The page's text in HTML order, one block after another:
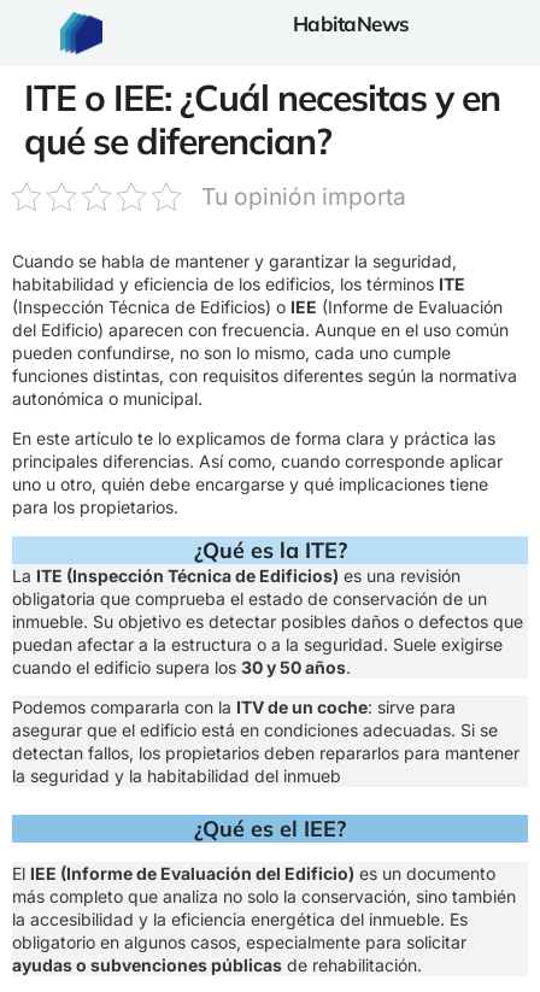
HabitaNews
ITE o IEE: ¿Cuál necesitas y en
qué se diferencian?
Tu opinión importa
Cuando se habla de mantener y garantizar la seguridad,
habitabilidad y eficiencia de los edificios, los términos ITE
(Inspección Técnica de Edificios) o IEE (Informe de Evaluación
del Edificio) aparecen con frecuencia. Aunque en el uso común
pueden confundirse, no son lo mismo, cada uno cumple
funciones distintas, con requisitos diferentes según la normativa
autonómica o municipal.
En este artículo te lo explicamos de forma clara y práctica las
principales diferencias. Así como, cuando corresponde aplicar
uno u otro, quién debe encargarse y qué implicaciones tiene
para los propietarios.
¿Qué es la ITE?
La ITE (Inspección Técnica de Edificios) es una revisión
obligatoria que comprueba el estado de conservación de un
inmueble. Su objetivo es detectar posibles daños o defectos que
puedan afectar a la estructura o a la seguridad. Suele exigirse
cuando el edificio supera los 30 y 50 años.
Podemos compararla con la ITV de un coche: sirve para
asegurar que el edificio está en condiciones adecuadas. Si se
detectan fallos, los propietarios deben repararlos para mantener
la seguridad y la habitabilidad del inmueb
¿Qué es el IEE?
El IEE (Informe de Evaluación del Edificio) es un documento
más completo que analiza no solo la conservación, sino también
la accesibilidad y la eficiencia energética del inmueble. Es
obligatorio en algunos casos, especialmente para solicitar
ayudas o subvenciones públicas de rehabilitación.